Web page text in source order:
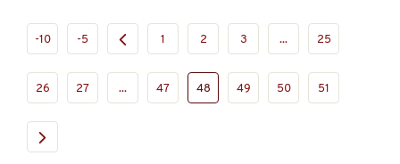
-10 -5 1 2 3 ... 25
26 27 ... 47 48 49 50 51